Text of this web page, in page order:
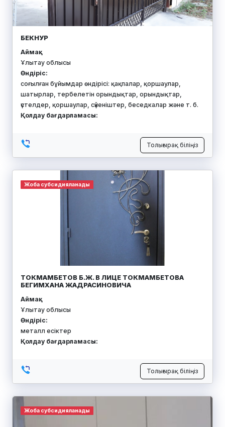
БЕКНУР
Аймақ:
Ұлытау облысы
Өндіріс:
соғылған бұйымдар өндірісі: қақпалар, қоршаулар,
шатырлар, тербелетін орындықтар, орындықтар,
үстелдер, қоршаулар, сүйеніштер, беседкалар және т. б.
Қолдау бағдарламасы:
Толығырақ біліңіз
Жоба субсидияланады
ТОКМАМБЕТОВ Б.Ж. В ЛИЦЕ ТОКМАМБЕТОВА
БЕГИМХАНА ЖАДРАСИНОВИЧА
Аймақ:
Ұлытау облысы
Өндіріс:
металл есіктер
Қолдау бағдарламасы:
Толығырақ біліңіз
Жоба субсидияланады